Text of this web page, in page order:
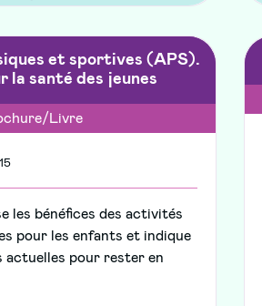
et sportives (APS).
la santé des jeunes
Livre
les bénéfices des activités
pour les enfants et indique
actuelles pour rester en